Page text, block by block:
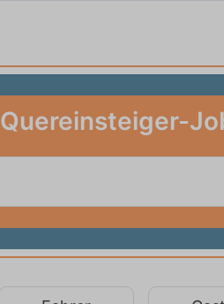
Quereinsteiger-